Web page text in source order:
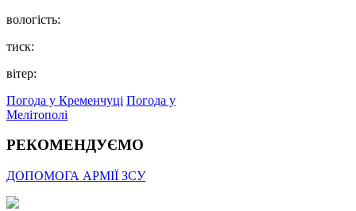
вологість:
тиск:
вітер:
Погода у Кременчуці Погода у
Мелітополі
РЕКОМЕНДУЄМО
ДОПОМОГА АРМІЇ ЗСУ